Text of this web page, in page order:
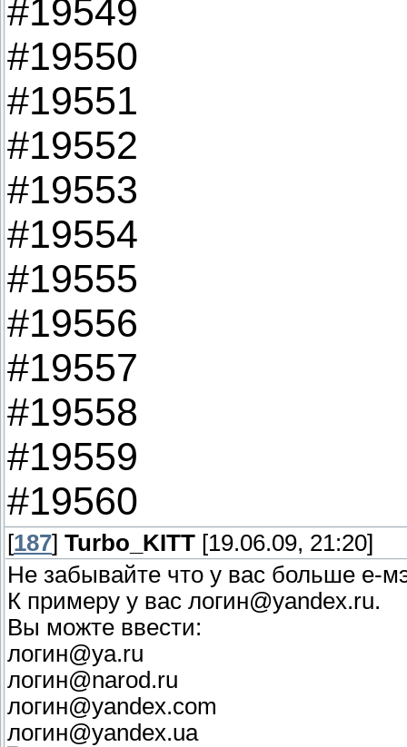
#19549
#19550
#19551
#19552
#19553
#19554
#19555
#19556
#19557
#19558
#19559
#19560
[187] Turbo_KITT [19.06.09, 21:20]
Не забывайте что у вас больше е-
К примеру у вас логин@yandex.ru.
Вы можте ввести:
логин@ya.ru
логин@narod.ru
логин@yandex.com
логин@yandex.ua